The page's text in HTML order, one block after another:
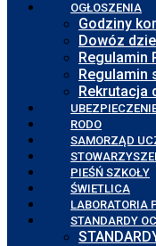
OGŁOSZENIA
Godziny
Dowóz
Regulamin
Regulamin
Rekrutacja
RODO
SAMORZĄD
PIEŚŃ SZKOŁY
ŚWIETLICA
LABORATORIA
STANDARDY